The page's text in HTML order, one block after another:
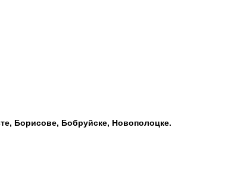
Борисове, Бобруйске, Новополоцке.